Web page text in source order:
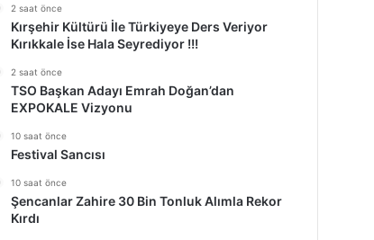
2 saat önce
Kırşehir Kültürü İle Türkiyeye Ders Veriyor
Kırıkkale İse Hala Seyrediyor !!!
2 saat önce
TSO Başkan Adayı Emrah Doğan’dan
EXPOKALE Vizyonu
10 saat önce
Festival Sancısı
10 saat önce
Şencanlar Zahire 30 Bin Tonluk Alımla Rekor
Kırdı